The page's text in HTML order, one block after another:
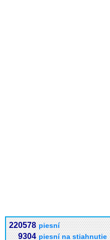
220578 piesní
9304 piesní na stiahnutie